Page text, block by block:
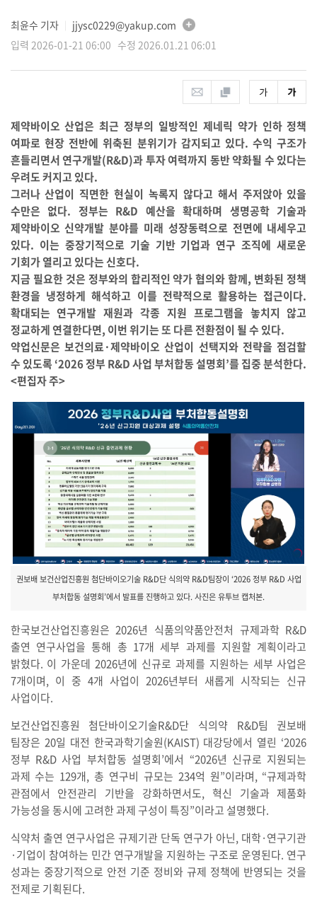
최윤수 기자
jjysc0229@yakup.com
입력 2026-01-21 06:00 수정 2026.01.21 06:01
제약바이오 산업은 최근 정부의 일방적인 제네릭 약가 인하 정책
여파로 현장 전반에 위축된 분위기가 감지되고 있다. 수익 구조가
흔들리면서 연구개발(R&D)과 투자 여력까지 동반 약화될 수 있다는
우려도 커지고 있다.
그러나 산업이 직면한 현실이 녹록지 않다고 해서 주저앉아 있을
수만은 없다. 정부는 R&D 예산을 확대하며 생명공학 기술과
제약바이오 신약개발 분야를 미래 성장동력으로 전면에 내세우고
있다. 이는 중장기적으로 기술 기반 기업과 연구 조직에 새로운
기회가 열리고 있다는 신호다.
지금 필요한 것은 정부와의 합리적인 약가 협의와 함께, 변화된 정책
환경을 냉정하게 해석하고 이를 전략적으로 활용하는 접근이다.
확대되는 연구개발 재원과 각종 지원 프로그램을 놓치지 않고
정교하게 연결한다면, 이번 위기는 또 다른 전환점이 될 수 있다.
약업신문은 보건의료·제약바이오 산업이 선택지와 전략을 점검할
수 있도록 ‘2026 정부 R&D 사업 부처합동 설명회’를 집중 분석한다.
<편집자 주>
권보배 보건산업진흥원 첨단바이오기술 R&D단 식의약 R&D팀장이 ‘2026 정부 R&D 사업
부처합동 설명회’에서 발표를 진행하고 있다. 사진은 유투브 캡처본.
한국보건산업진흥원은 2026년 식품의약품안전처 규제과학 R&D
출연 연구사업을 통해 총 17개 세부 과제를 지원할 계획이라고
밝혔다. 이 가운데 2026년에 신규로 과제를 지원하는 세부 사업은
7개이며, 이 중 4개 사업이 2026년부터 새롭게 시작되는 신규
사업이다.
보건산업진흥원 첨단바이오기술R&D단 식의약 R&D팀 권보배
팀장은 20일 대전 한국과학기술원(KAIST) 대강당에서 열린 ‘2026
정부 R&D 사업 부처합동 설명회’에서 “2026년 신규로 지원되는
과제 수는 129개, 총 연구비 규모는 234억 원”이라며, “규제과학
관점에서 안전관리 기반을 강화하면서도, 혁신 기술과 제품화
가능성을 동시에 고려한 과제 구성이 특징”이라고 설명했다.
식약처 출연 연구사업은 규제기관 단독 연구가 아닌, 대학·연구기관
·기업이 참여하는 민간 연구개발을 지원하는 구조로 운영된다. 연구
성과는 중장기적으로 안전 기준 정비와 규제 정책에 반영되는 것을
전제로 기획된다.